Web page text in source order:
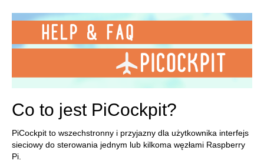
Co to jest PiCockpit?
PiCockpit to wszechstronny i przyjazny dla użytkownika interfejs
sieciowy do sterowania jednym lub kilkoma węzłami Raspberry
Pi.